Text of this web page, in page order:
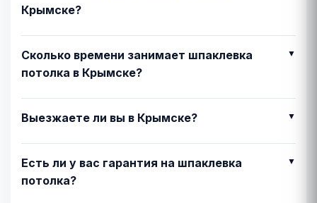
Крымске?
Сколько времени занимает шпаклевка
потолка в Крымске?
Выезжаете ли вы в Крымске?
Есть ли у вас гарантия на шпаклевка
потолка?